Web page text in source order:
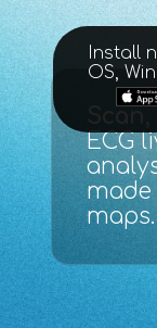
Install
OS,
ECG
made
maps.